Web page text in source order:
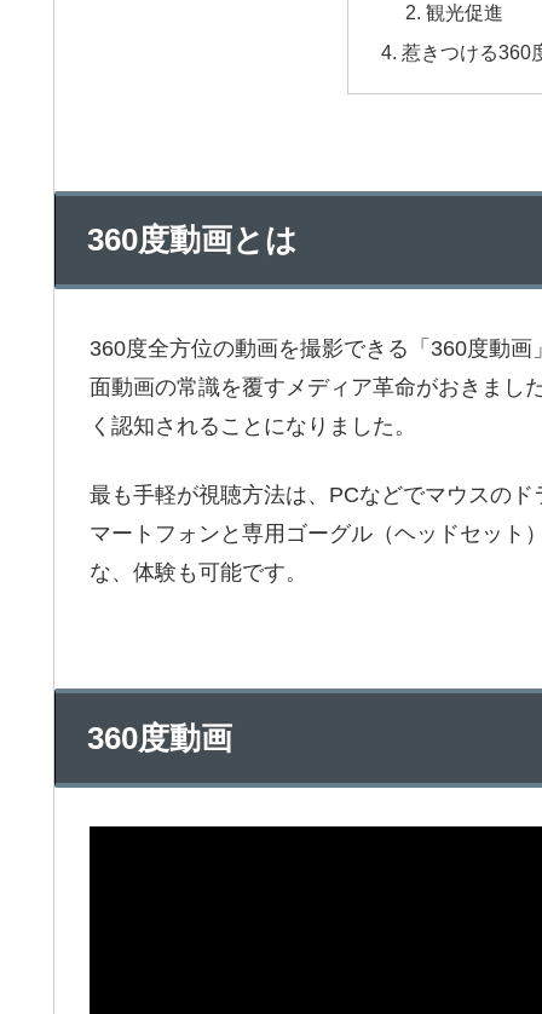
観光促進
惹きつける360
360度動画とは
360度全方位の動画を撮影できる「360度動
面動画の常識を覆すメディア革命がおきまし
く認知されることになりました。
最も手軽が視聴方法は、PCなどでマウスの
マートフォンと専用ゴーグル（ヘッドセット
な、体験も可能です。
360度動画